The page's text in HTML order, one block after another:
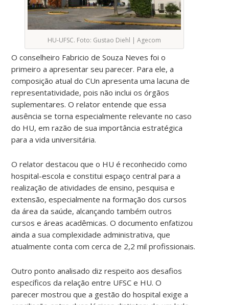
HU-UFSC. Foto: Gustao Diehl | Agecom
O conselheiro Fabricio de Souza Neves foi o
primeiro a apresentar seu parecer. Para ele, a
composição atual do CUn apresenta uma lacuna de
representatividade, pois não inclui os órgãos
suplementares. O relator entende que essa
ausência se torna especialmente relevante no caso
do HU, em razão de sua importância estratégica
para a vida universitária.
O relator destacou que o HU é reconhecido como
hospital-escola e constitui espaço central para a
realização de atividades de ensino, pesquisa e
extensão, especialmente na formação dos cursos
da área da saúde, alcançando também outros
cursos e áreas acadêmicas. O documento enfatizou
ainda a sua complexidade administrativa, que
atualmente conta com cerca de 2,2 mil profissionais.
Outro ponto analisado diz respeito aos desafios
específicos da relação entre UFSC e HU. O
parecer mostrou que a gestão do hospital exige a